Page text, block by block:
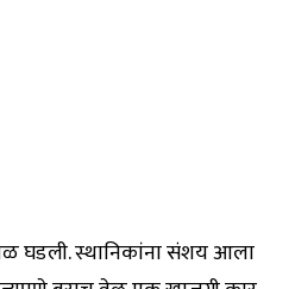
घडली. स्थानिकांना संशय आला